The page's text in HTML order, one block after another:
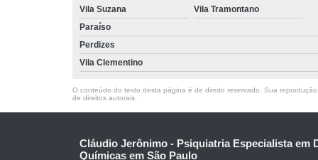
Vila Suzana
Vila Tramontano
Paraíso
Perdizes
Vila Clementino
O conteúdo do texto desta página é de direito reservado. Sua
de direitos autorais
Cláudio Jerônimo - Psiquiatria Especialista em
Químicas em São Paulo